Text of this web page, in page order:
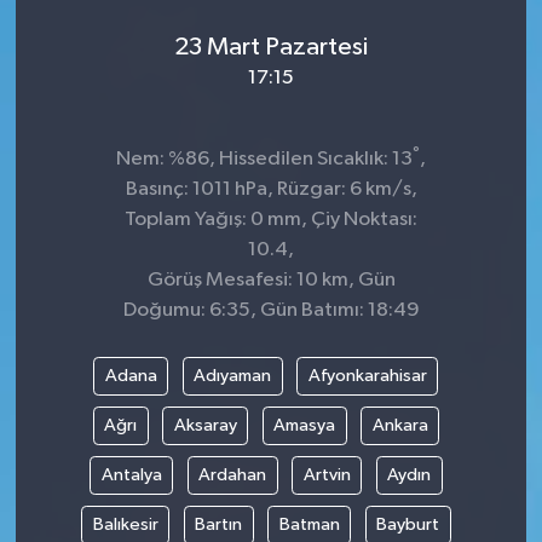
23 Mart Pazartesi
17:15
Nem: %86, Hissedilen Sıcaklık: 13° ,
Basınç: 1011 hPa, Rüzgar: 6 km/s,
Toplam Yağış: 0 mm, Çiy Noktası:
10.4,
Görüş Mesafesi: 10 km, Gün
Doğumu: 6:35, Gün Batımı: 18:49
Adana Adıyaman Afyonkarahisar
Ağrı Aksaray Amasya Ankara
Antalya Ardahan Artvin Aydın
Balıkesir Bartın Batman Bayburt